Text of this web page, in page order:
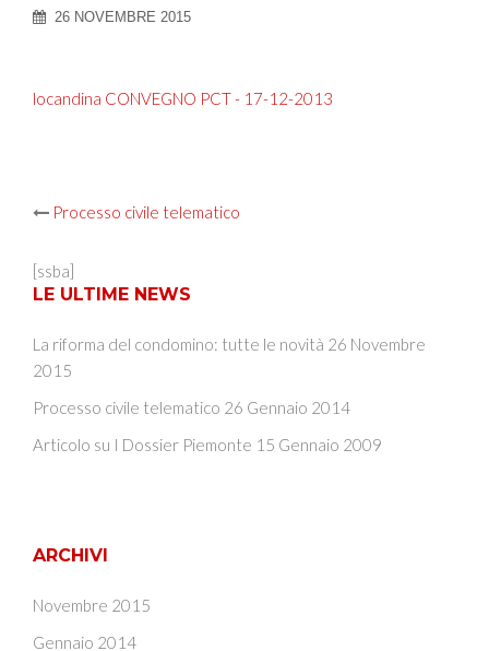
26 NOVEMBRE 2015
locandina CONVEGNO PCT - 17-12-2013
Post
navigation
Processo civile telematico
[ssba]
LE ULTIME NEWS
La riforma del condomino: tutte le novità 26 Novembre
2015
Processo civile telematico 26 Gennaio 2014
Articolo su I Dossier Piemonte 15 Gennaio 2009
ARCHIVI
Novembre 2015
Gennaio 2014